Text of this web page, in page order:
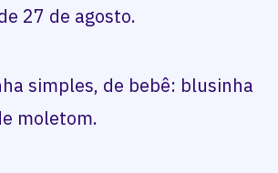
27 de agosto.
simples, de bebê: blusinha
moletom.